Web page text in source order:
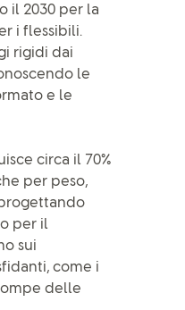
il 2030 per la
i flessibili.
rigidi dai
le
e le
circa il 70%
per peso,
per il
sui
come i
delle